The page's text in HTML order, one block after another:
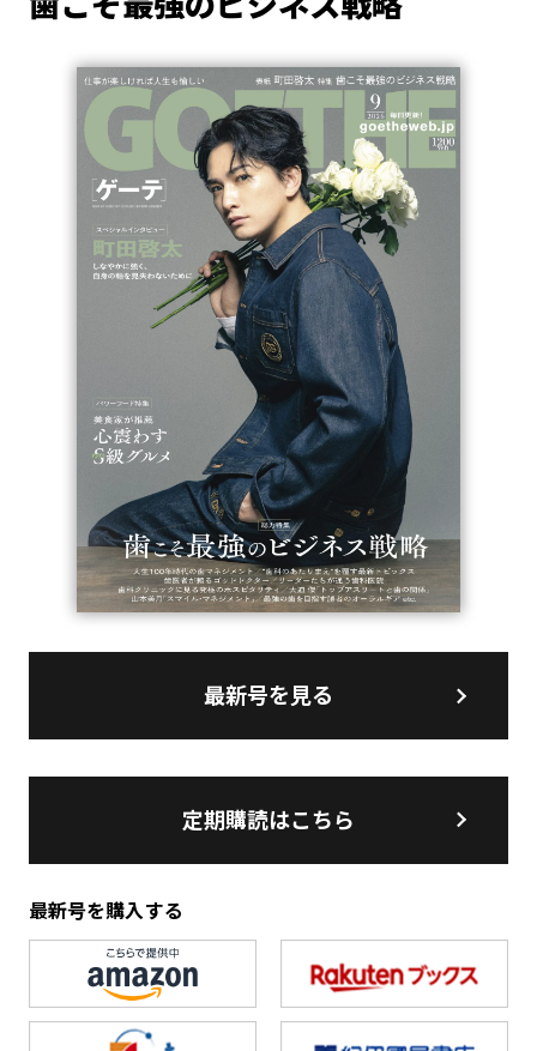
最新号を見る
定期購読はこちら
最新号を購入する